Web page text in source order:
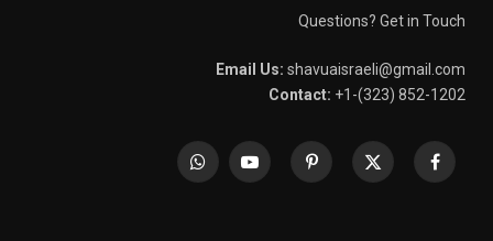
Questions? Get in Touch
Email Us: shavuaisraeli@gmail.com
Contact: +1-(323) 852-1202
Facebook
X
Pinterest
YouTube
WhatsApp